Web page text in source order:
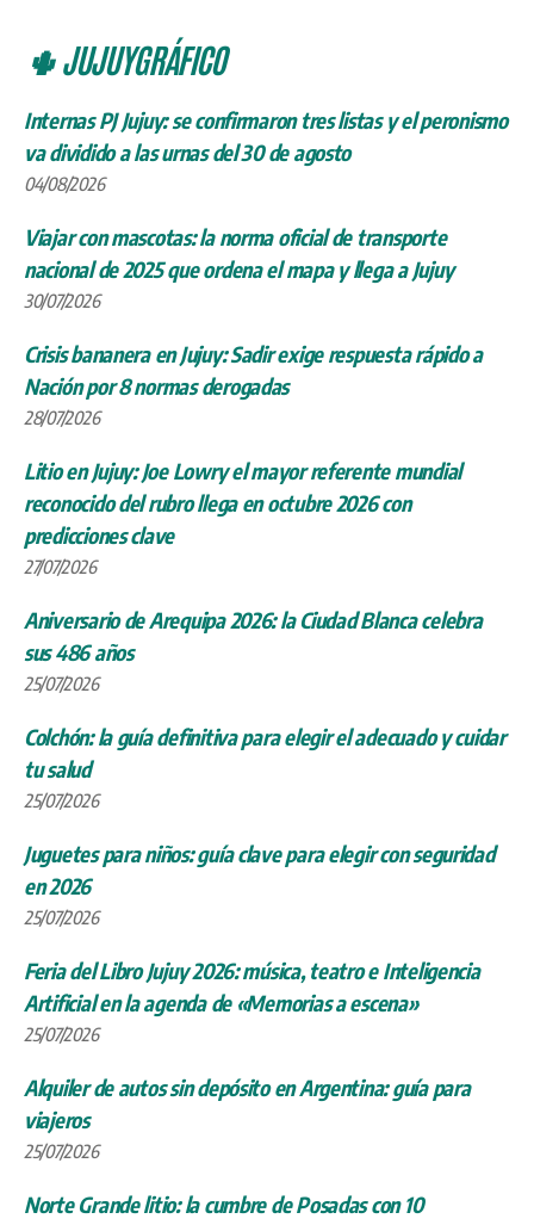
🌵 JUJUYGRÁFICO
Internas PJ Jujuy: se confirmaron tres listas y el peronismo
va dividido a las urnas del 30 de agosto
04/08/2026
Viajar con mascotas: la norma oficial de transporte
nacional de 2025 que ordena el mapa y llega a Jujuy
30/07/2026
Crisis bananera en Jujuy: Sadir exige respuesta rápido a
Nación por 8 normas derogadas
28/07/2026
Litio en Jujuy: Joe Lowry el mayor referente mundial
reconocido del rubro llega en octubre 2026 con
predicciones clave
27/07/2026
Aniversario de Arequipa 2026: la Ciudad Blanca celebra
sus 486 años
25/07/2026
Colchón: la guía definitiva para elegir el adecuado y cuidar
tu salud
25/07/2026
Juguetes para niños: guía clave para elegir con seguridad
en 2026
25/07/2026
Feria del Libro Jujuy 2026: música, teatro e Inteligencia
Artificial en la agenda de «Memorias a escena»
25/07/2026
Alquiler de autos sin depósito en Argentina: guía para
viajeros
25/07/2026
Norte Grande litio: la cumbre de Posadas con 10